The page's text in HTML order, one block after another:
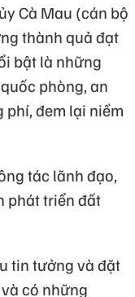
Cà Mau (cán bộ
thành quả đạt
bật là những
phòng, an
đem lại niềm
tác lãnh đạo,
phát triển đất
tin tưởng và đặt
có những